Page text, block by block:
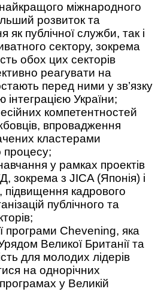
найкращого міжнародного
розвиток та
як публічної служби, так і
сектору, зокрема
обох цих секторів
реагувати на
перед ними у зв’язку
інтеграцією України;
компетентностей
впровадження
кластерами
процесу;
у рамках проектів
зокрема з JICA (Японія) і
підвищення кадрового
публічного та
програми Chevening, яка
Великої Британії та
для молодих лідерів
на однорічних
у Великій